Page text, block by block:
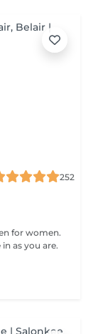
252
for women.
as you are.